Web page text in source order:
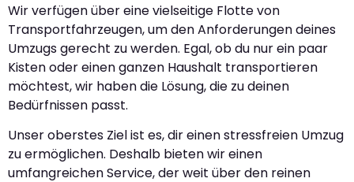
Wir verfügen über eine vielseitige Flotte von
Transportfahrzeugen, um den Anforderungen deines
Umzugs gerecht zu werden. Egal, ob du nur ein paar
Kisten oder einen ganzen Haushalt transportieren
möchtest, wir haben die Lösung, die zu deinen
Bedürfnissen passt.
Unser oberstes Ziel ist es, dir einen stressfreien Umzug
zu ermöglichen. Deshalb bieten wir einen
umfangreichen Service, der weit über den reinen